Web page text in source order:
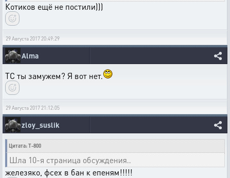
Котиков ещё не постили)))
29 Августа 2017 20:49:29
Alma
ТС ты замужем? Я вот нет.
29 Августа 2017 21:12:05
zloy_suslik
Цитата: T-800
Шла 10-я страница обсуждения..
железяко, фсех в бан к епеням!!!!!